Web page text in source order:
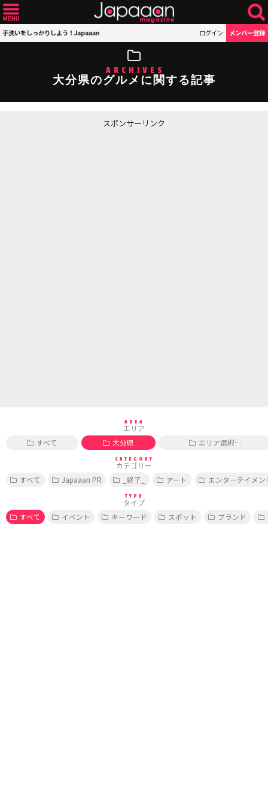
手洗いをしっかりしよう！Japaaan ログイン メンバー登録
ARCHIVES
大分県のグルメに関する記事
スポンサーリンク
AREA
エリア
すべて
大分県 エリア選択…
CATEGORY
カテゴリー
すべて
Japaaan PR _終了_ アート エンターテイメン
TYPE
タイプ
すべて
イベント キーワード スポット ブランド